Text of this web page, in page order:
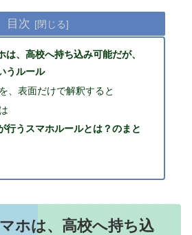
目次
は、高校へ持ち込み可能だが、
うルール
、表面だけで解釈すると
行うスマホルールとは？のまと
ホは、高校へ持ち込